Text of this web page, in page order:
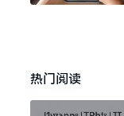
热门阅读